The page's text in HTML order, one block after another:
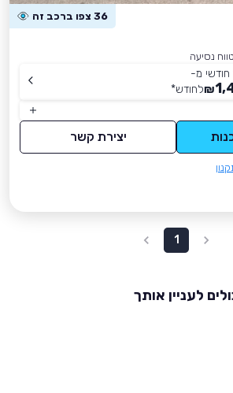
36 צפו ברכב זה
חודשי מ-
₪לחודש*
יצירת קשר
1
לעניין אותך